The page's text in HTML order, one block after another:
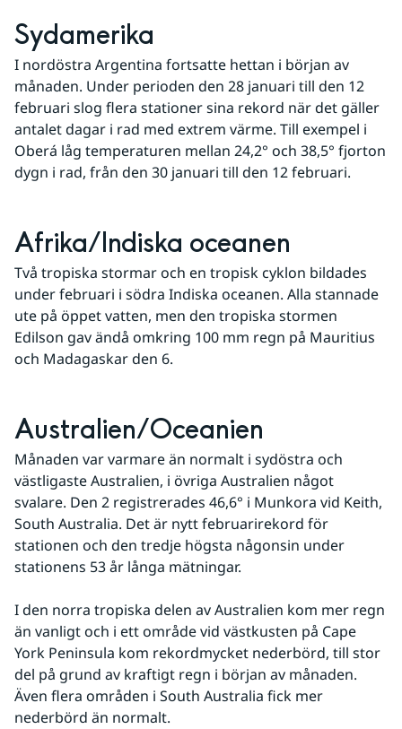
Sydamerika
I nordöstra Argentina fortsatte hettan i början av
månaden. Under perioden den 28 januari till den 12
februari slog flera stationer sina rekord när det gäller
antalet dagar i rad med extrem värme. Till exempel i
Oberá låg temperaturen mellan 24,2° och 38,5° fjorton
dygn i rad, från den 30 januari till den 12 februari.
Afrika/Indiska oceanen
Två tropiska stormar och en tropisk cyklon bildades
under februari i södra Indiska oceanen. Alla stannade
ute på öppet vatten, men den tropiska stormen
Edilson gav ändå omkring 100 mm regn på Mauritius
och Madagaskar den 6.
Australien/Oceanien
Månaden var varmare än normalt i sydöstra och
västligaste Australien, i övriga Australien något
svalare. Den 2 registrerades 46,6° i Munkora vid Keith,
South Australia. Det är nytt februarirekord för
stationen och den tredje högsta någonsin under
stationens 53 år långa mätningar.
I den norra tropiska delen av Australien kom mer regn
än vanligt och i ett område vid västkusten på Cape
York Peninsula kom rekordmycket nederbörd, till stor
del på grund av kraftigt regn i början av månaden.
Även flera områden i South Australia fick mer
nederbörd än normalt.